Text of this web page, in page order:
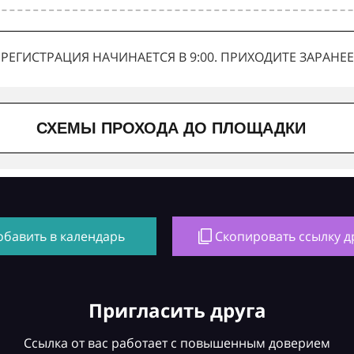
РЕГИСТРАЦИЯ НАЧИНАЕТСЯ В 9:00. ПРИХОДИТЕ ЗАРАНЕЕ
СХЕМЫ ПРОХОДА ДО ПЛОЩАДКИ
в календарь Скопировать ссылку
Пригласить друга
Ссылка от вас работает с повышенным доверием